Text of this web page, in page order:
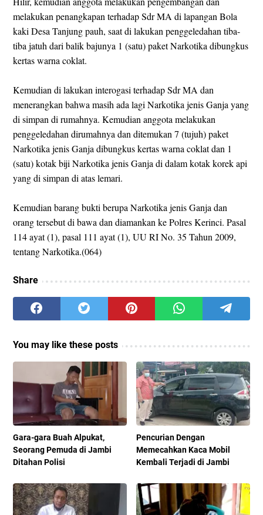
melakukan penangkapan terhadap Sdr MA di lapangan Bola
kaki Desa Tanjung pauh, saat di lakukan penggeledahan tiba-
tiba jatuh dari balik bajunya 1 (satu) paket Narkotika dibungkus
kertas warna coklat.
Kemudian di lakukan interogasi terhadap Sdr MA dan
menerangkan bahwa masih ada lagi Narkotika jenis Ganja yang
di simpan di rumahnya. Kemudian anggota melakukan
penggeledahan dirumahnya dan ditemukan 7 (tujuh) paket
Narkotika jenis Ganja dibungkus kertas warna coklat dan 1
(satu) kotak biji Narkotika jenis Ganja di dalam kotak korek api
yang di simpan di atas lemari.
Kemudian barang bukti berupa Narkotika jenis Ganja dan
orang tersebut di bawa dan diamankan ke Polres Kerinci. Pasal
114 ayat (1), pasal 111 ayat (1), UU RI No. 35 Tahun 2009,
tentang Narkotika.(064)
Share
You may like these posts
Gara-gara Buah Alpukat,
Seorang Pemuda di Jambi
Ditahan Polisi
Pencurian Dengan
Memecahkan Kaca Mobil
Kembali Terjadi di Jambi